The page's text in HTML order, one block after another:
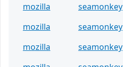
mozilla
seamonkey
mozilla
seamonkey
mozilla
seamonkey